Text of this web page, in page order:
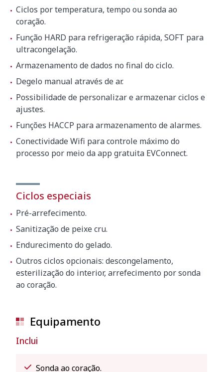
Ciclos por temperatura, tempo ou sonda ao
coração.
Função HARD para refrigeração rápida, SOFT para
ultracongelação.
Armazenamento de dados no final do ciclo.
Degelo manual através de ar.
Possibilidade de personalizar e armazenar ciclos e
ajustes.
Funções HACCP para armazenamento de alarmes.
Conectividade Wifi para controle máximo do
processo por meio da app gratuita EVConnect.
Ciclos especiais
Pré-arrefecimento.
Sanitização de peixe cru.
Endurecimento do gelado.
Outros ciclos opcionais: descongelamento,
esterilização do interior, arrefecimento por sonda
ao coração.
Equipamento
Inclui
Sonda ao coração.